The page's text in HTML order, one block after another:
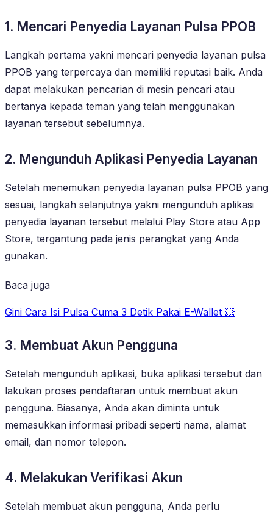
1. Mencari Penyedia Layanan Pulsa PPOB
Langkah pertama yakni mencari penyedia layanan pulsa
PPOB yang terpercaya dan memiliki reputasi baik. Anda
dapat melakukan pencarian di mesin pencari atau
bertanya kepada teman yang telah menggunakan
layanan tersebut sebelumnya.
2. Mengunduh Aplikasi Penyedia Layanan
Setelah menemukan penyedia layanan pulsa PPOB yang
sesuai, langkah selanjutnya yakni mengunduh aplikasi
penyedia layanan tersebut melalui Play Store atau App
Store, tergantung pada jenis perangkat yang Anda
gunakan.
Baca juga
Gini Cara Isi Pulsa Cuma 3 Detik Pakai E-Wallet 💥
3. Membuat Akun Pengguna
Setelah mengunduh aplikasi, buka aplikasi tersebut dan
lakukan proses pendaftaran untuk membuat akun
pengguna. Biasanya, Anda akan diminta untuk
memasukkan informasi pribadi seperti nama, alamat
email, dan nomor telepon.
4. Melakukan Verifikasi Akun
Setelah membuat akun pengguna, Anda perlu